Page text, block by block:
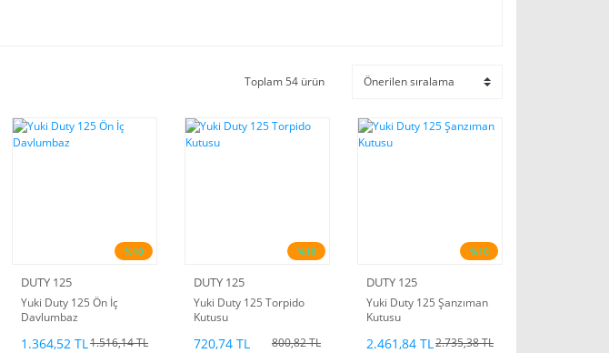
Toplam 54 ürün
%10
DUTY 125
Yuki Duty 125 Ön İç
Davlumbaz
1.364,52 TL 1.516,14 TL
%10
DUTY 125
Yuki Duty 125 Torpido
Kutusu
720,74 TL 800,82 TL
%10
DUTY 125
Yuki Duty 125 Şanzıman
Kutusu
2.461,84 TL 2.735,38 TL